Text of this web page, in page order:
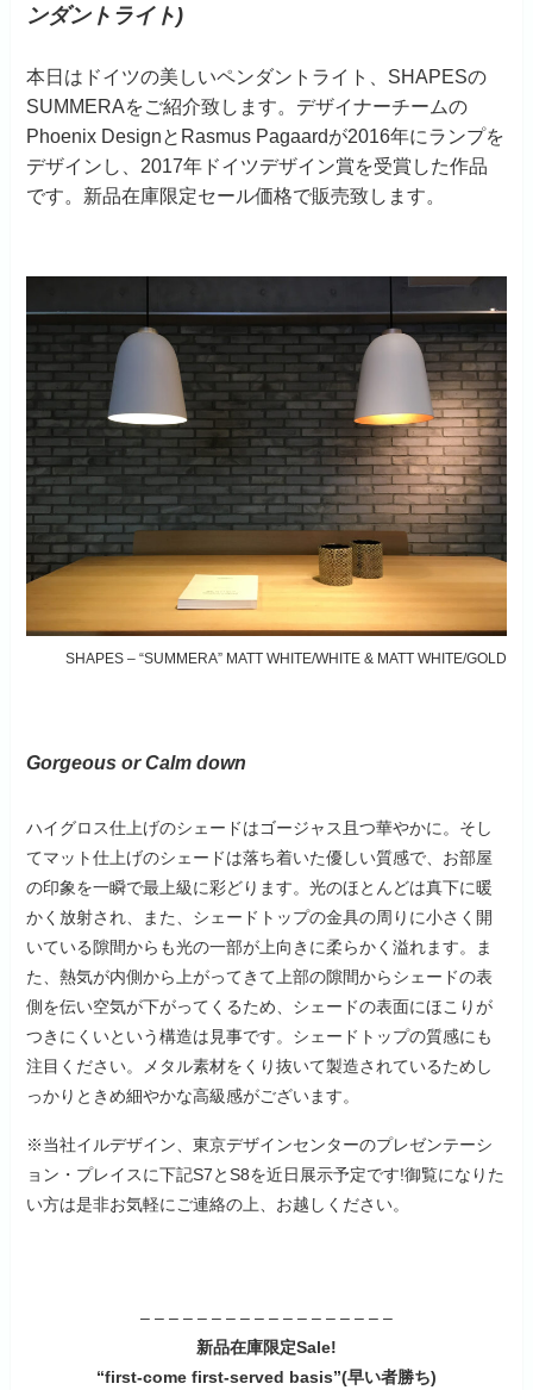
ンダントライト)
本日はドイツの美しいペンダントライト、SHAPESの
SUMMERAをご紹介致します。デザイナーチームの
Phoenix DesignとRasmus Pagaardが2016年にランプを
デザインし、2017年ドイツデザイン賞を受賞した作品
です。新品在庫限定セール価格で販売致します。
SHAPES – “SUMMERA” MATT WHITE/WHITE & MATT WHITE/GOLD
Gorgeous or Calm down
ハイグロス仕上げのシェードはゴージャス且つ華やかに。そし
てマット仕上げのシェードは落ち着いた優しい質感で、お部屋
の印象を一瞬で最上級に彩どります。光のほとんどは真下に暖
かく放射され、また、シェードトップの金具の周りに小さく開
いている隙間からも光の一部が上向きに柔らかく溢れます。ま
た、熱気が内側から上がってきて上部の隙間からシェードの表
側を伝い空気が下がってくるため、シェードの表面にほこりが
つきにくいという構造は見事です。シェードトップの質感にも
注目ください。メタル素材をくり抜いて製造されているためし
っかりときめ細やかな高級感がございます。
※当社イルデザイン、東京デザインセンターのプレゼンテーシ
ョン・プレイスに下記S7とS8を近日展示予定です!御覧になりた
い方は是非お気軽にご連絡の上、お越しください。
– – – – – – – – – – – – – – – – – –
新品在庫限定Sale!
“first-come first-served basis”(早い者勝ち)